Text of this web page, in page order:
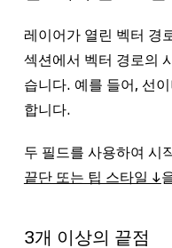
레이어가 열린 벡터 경
섹션에서 벡터 경로의
습니다. 예를 들어, 선
합니다.
두 필드를 사용하여 시
끝단 또는 팁 스타일 ↓
3개 이상의 끝점